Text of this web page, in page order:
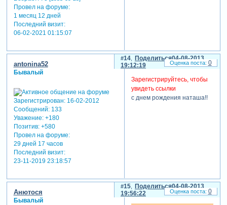
Провел на форуме:
1 месяц 12 дней
Последний визит:
06-02-2021 01:15:07
Поделиться
14
04-08-2013
19:12:19
antonina52
Бывалый
Зарегистрирован: 16-02-2012
Сообщений:133
Уважение: +180
Позитив: +580
Провел на форуме:
29 дней 17 часов
Последний визит:
23-11-2019 23:18:57
Зарегистрируйтесь, чтобы
увидеть ссылки
с днем рождения наташа!!
0
Поделиться
15
04-08-2013
19:56:22
Анютося
Бывалый
0